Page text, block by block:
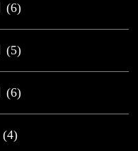
(6)
(5)
(6)
(4)